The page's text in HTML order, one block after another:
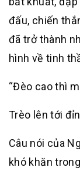
đấu, chiến
đã trở thành
hình về tinh
“Đèo cao thì
Trèo lên tới
Câu nói của
khó khăn